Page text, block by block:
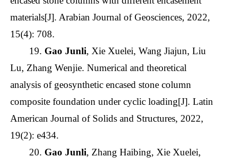
materials[J]. Arabian Journal of Geosciences, 2022,
15(4): 708.
19. Gao Junli, Xie Xuelei, Wang Jiajun, Liu
Lu, Zhang Wenjie. Numerical and theoretical
analysis of geosynthetic encased stone column
composite foundation under cyclic loading[J]. Latin
American Journal of Solids and Structures, 2022,
19(2): e434.
20. Gao Junli, Zhang Haibing, Xie Xuelei,